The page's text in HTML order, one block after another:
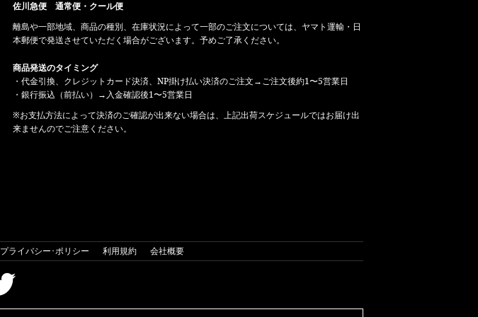
佐川急便 通常便・クール便
離島や一部地域、商品の種別、在庫状況によって一部のご注文については、ヤマト運輸・日
本郵便で発送させていただく場合がございます。予めご了承ください。
商品発送のタイミング
・代金引換、クレジットカード決済、NP掛け払い決済のご注文→ご注文後約1〜5営業日
・銀行振込（前払い）→入金確認後1〜5営業日
※お支払方法によって決済のご確認が出来ない場合は、上記出荷スケジュールではお届け出
来ませんのでご注意ください。
プライバシー･ポリシー 利用規約 会社概要